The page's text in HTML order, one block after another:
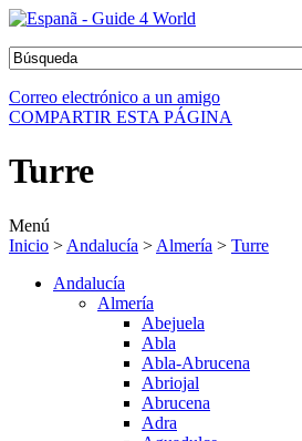
Correo electrónico a un amigo
COMPARTIR ESTA PÁGINA
Turre
Menú
Inicio > Andalucía > Almería > Turre
Andalucía
Almería
Abejuela
Abla
Abla-Abrucena
Abriojal
Abrucena
Adra